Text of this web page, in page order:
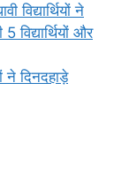
ने
विद्यार्थियों और
ने दिनदहाड़े